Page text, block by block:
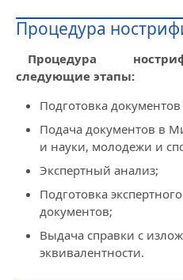
Процедура
Процедура
следующие этапы:
Подготовка
Подача документов в
и науки, молодежи и
Экспертный анализ;
Подготовка
документов;
Выдача справки с
эквивалентности.